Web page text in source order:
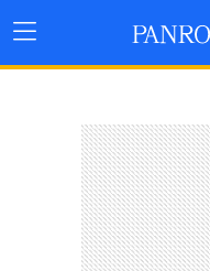
Menu
Principal